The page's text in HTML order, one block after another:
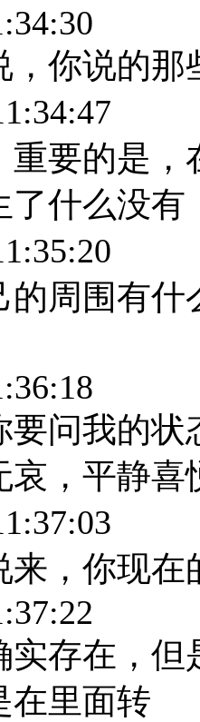
，你说的
重要的是，
了什么没有
的周围有
要问我的状
哀，平静
来，你现在
实存在，但
在里面转